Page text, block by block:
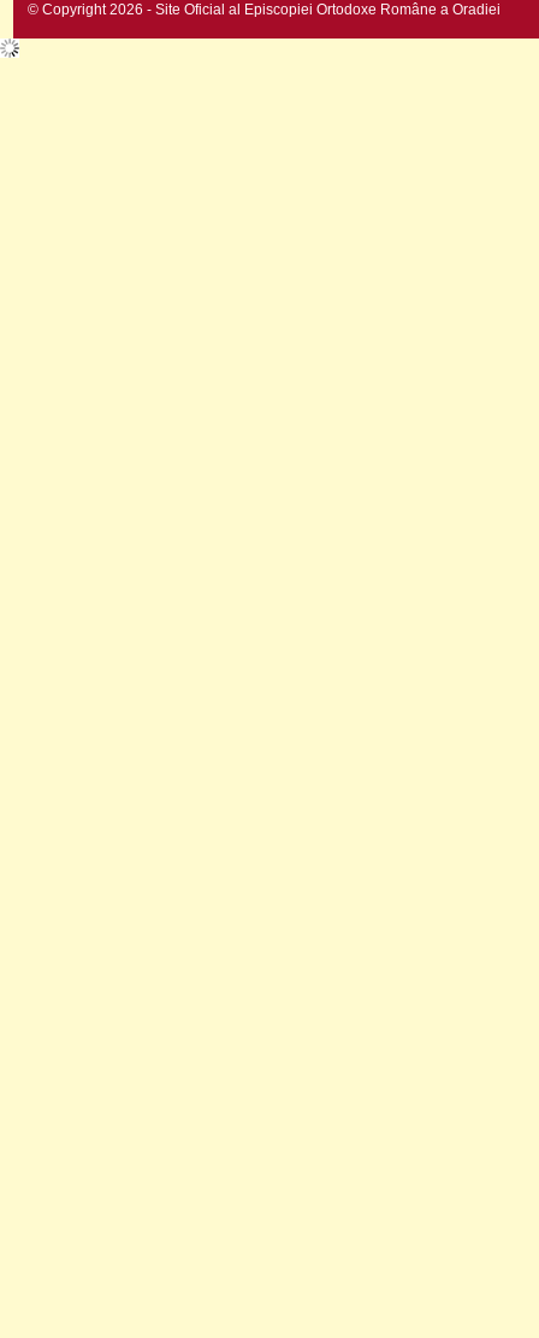
© Copyright 2026 - Site Oficial al Episcopiei Ortodoxe Române a Oradiei